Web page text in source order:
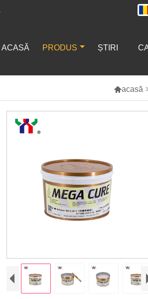
ACASĂ PRODUS ȘTIRI
acasă